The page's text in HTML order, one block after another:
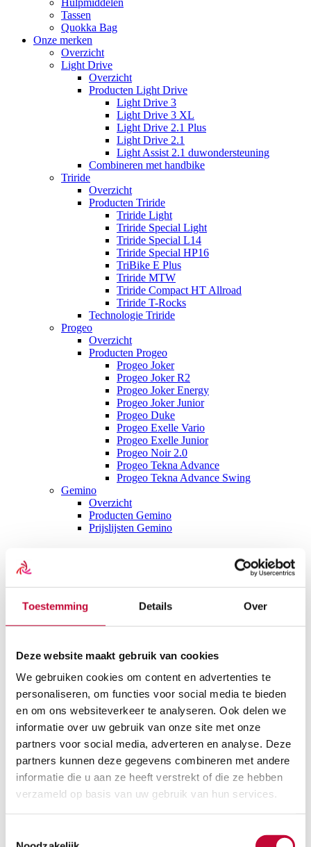
Toestemming Details Over
Deze website maakt gebruik van cookies
We gebruiken cookies om content en advertenties te
personaliseren, om functies voor social media te bieden
en om ons websiteverkeer te analyseren. Ook delen we
informatie over uw gebruik van onze site met onze
partners voor social media, adverteren en analyse. Deze
partners kunnen deze gegevens combineren met andere
informatie die u aan ze heeft verstrekt of die ze hebben
verzameld op basis van uw gebruik van hun services.
Hulpmiddelen
Tassen
Quokka Bag
Onze merken
Overzicht
Light Drive
Overzicht
Producten Light Drive
Light Drive 3
Light Drive 3 XL
Light Drive 2.1 Plus
Light Drive 2.1
Light Assist 2.1 duwondersteuning
Combineren met handbike
Triride
Overzicht
Producten Triride
Triride Light
Triride Special Light
Triride Special L14
Triride Special HP16
TriBike E Plus
Triride MTW
Triride Compact HT Allroad
Triride T-Rocks
Technologie Triride
Progeo
Overzicht
Producten Progeo
Progeo Joker
Progeo Joker R2
Progeo Joker Energy
Progeo Joker Junior
Progeo Duke
Progeo Exelle Vario
Progeo Exelle Junior
Progeo Noir 2.0
Progeo Tekna Advance
Progeo Tekna Advance Swing
Gemino
Overzicht
Producten Gemino
Prijslijsten Gemino
Overzicht
Scootmobielen
Alle scootmobielen
Vaste Scootmobielen
Gebruikte scootmobielen
Scootmobiel huren
Scootmobiel accessoires
Alle scootmobiel accessoires
Beschermhoezen
Schootkleden
Scootmobiel tassen
Scootmobiel onderdelen
Alle scootmobiel onderdelen
Accu’s
Acculaders
Buitenbanden
Binnenbanden
Koolborstels